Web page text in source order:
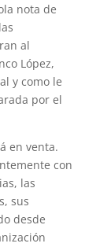
nota de
al
López,
y como le
por el
en venta.
con
las
sus
desde